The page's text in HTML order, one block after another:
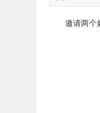
邀请两个